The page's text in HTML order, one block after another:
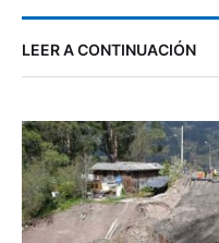
LEER A CONTINUACIÓN